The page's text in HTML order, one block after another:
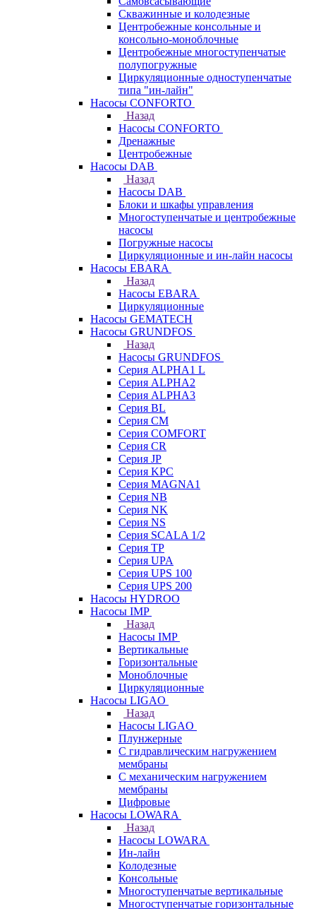
Скважинные и колодезные
Центробежные консольные и
консольно-моноблочные
Центробежные многоступенчатые
полупогружные
Циркуляционные одноступенчатые
типа "ин-лайн"
Насосы CONFORTO
Назад
Насосы CONFORTO
Дренажные
Центробежные
Насосы DAB
Назад
Насосы DAB
Блоки и шкафы управления
Многоступенчатые и центробежные
насосы
Погружные насосы
Циркуляционные и ин-лайн насосы
Насосы EBARA
Назад
Насосы EBARA
Циркуляционные
Насосы GEMATECH
Насосы GRUNDFOS
Назад
Насосы GRUNDFOS
Серия ALPHA1 L
Серия ALPHA2
Серия ALPHA3
Серия BL
Серия CM
Серия COMFORT
Серия CR
Серия JP
Серия KPC
Серия MAGNA1
Серия NB
Серия NK
Серия NS
Серия SCALA 1/2
Серия TP
Серия UPA
Серия UPS 100
Серия UPS 200
Насосы HYDROO
Насосы IMP
Назад
Насосы IMP
Вертикальные
Горизонтальные
Моноблочные
Циркуляционные
Насосы LIGAO
Назад
Насосы LIGAO
Плунжерные
С гидравлическим нагружением
мембраны
С механическим нагружением
мембраны
Цифровые
Насосы LOWARA
Назад
Насосы LOWARA
Ин-лайн
Колодезные
Консольные
Многоступенчатые вертикальные
Многоступенчатые горизонтальные